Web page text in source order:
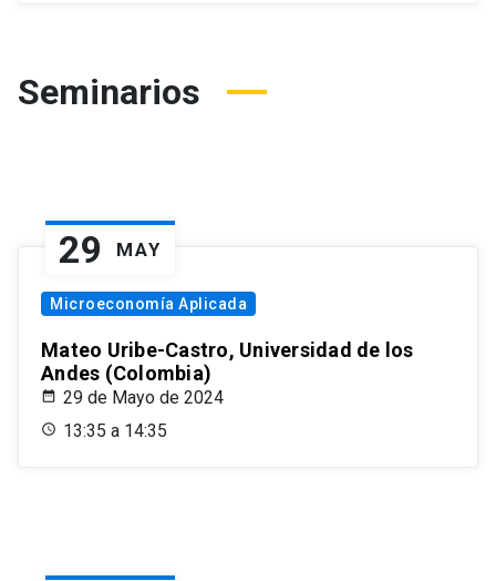
Seminarios
29 MAY
Microeconomía Aplicada
Mateo Uribe-Castro, Universidad de los
Andes (Colombia)
29 de Mayo de 2024
13:35 a 14:35